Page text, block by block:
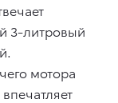
3-литровый
мотора